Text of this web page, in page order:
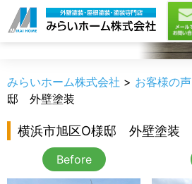
お客様の声
みらいホーム株式会社 > お客様の声
邸 外壁塗装
横浜市旭区O様邸 外壁塗装
Before